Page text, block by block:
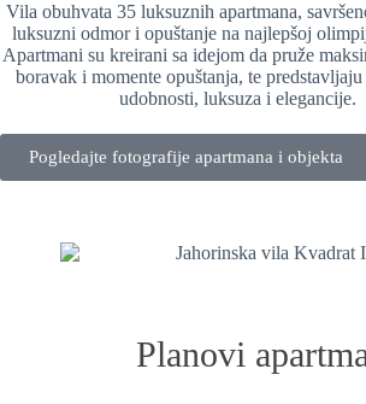
Vila obuhvata 35 luksuznih apartmana,
luksuzni odmor i opuštanje na najlepšoj
Apartmani su kreirani sa idejom da pruže
boravak i momente opuštanja, te predstavljaju
udobnosti, luksuza i elegancije.
Pogledajte fotografije apartmana i objekta
Planovi